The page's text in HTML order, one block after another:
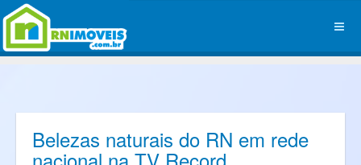
Belezas naturais do RN em rede